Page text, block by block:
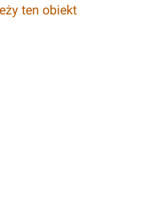
ten obiekt